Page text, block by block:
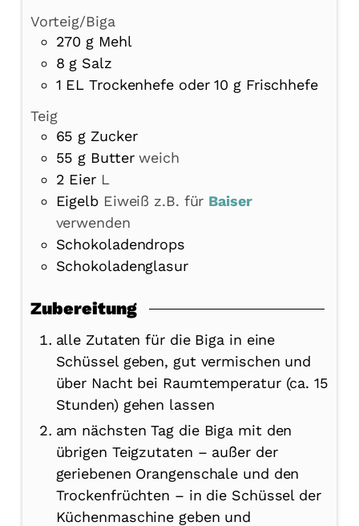
Vorteig/Biga
270 g Mehl
8 g Salz
1 EL Trockenhefe oder 10 g Frischhefe
Teig
65 g Zucker
55 g Butter weich
2 Eier L
Eigelb Eiweiß z.B. für Baiser
verwenden
Schokoladendrops
Schokoladenglasur
Zubereitung
alle Zutaten für die Biga in eine
Schüssel geben, gut vermischen und
über Nacht bei Raumtemperatur (ca. 15
Stunden) gehen lassen
am nächsten Tag die Biga mit den
übrigen Teigzutaten – außer der
geriebenen Orangenschale und den
Trockenfrüchten – in die Schüssel der
Küchenmaschine geben und